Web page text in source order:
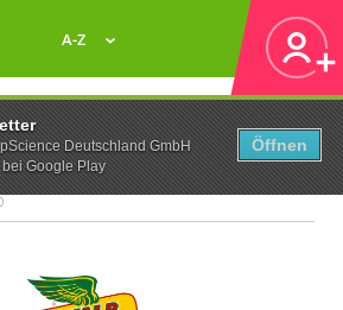
Deutschland GmbH
Google Play
Öffnen
A-Z